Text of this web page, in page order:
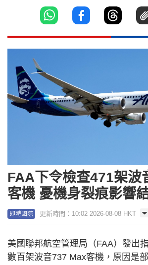
FAA下令檢查471架波
客機 憂機身裂痕影響
即時國際 更新時間：10:02 2026-08-08 HKT
美國聯邦航空管理局（FAA）發出
數百架波音737 Max客機，原因是